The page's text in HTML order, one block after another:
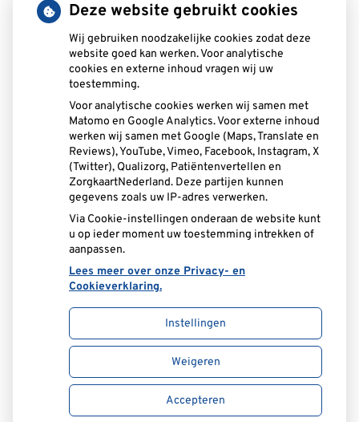
Donderdag:
08.00tot
- 12:00
13:00
- 17.00
08.00tot
- 13:00
14:00 tot
- 17.00
Zaterdag:
U heeft geen toestemming gegeven voor
zien.
Cookie-instellingen wijzigen
Uw Zorg Online|Beheer
Privacy verklaring Cookie-instellingen
Voorwaarden
Deze website gebruikt cookies
Wij gebruiken noodzakelijke cookies zodat deze
website goed kan werken. Voor analytische
cookies en externe inhoud vragen wij uw
toestemming.
Voor analytische cookies werken wij samen met
Matomo en Google Analytics. Voor externe inhoud
werken wij samen met Google (Maps, Translate en
Reviews), YouTube, Vimeo, Facebook, Instagram, X
(Twitter), Qualizorg, Patiëntenvertellen en
ZorgkaartNederland. Deze partijen kunnen
gegevens zoals uw IP-adres verwerken.
Via Cookie-instellingen onderaan de website kunt
u op ieder moment uw toestemming intrekken of
aanpassen.
Lees meer over onze Privacy- en
Cookieverklaring.
Instellingen
Weigeren
Accepteren